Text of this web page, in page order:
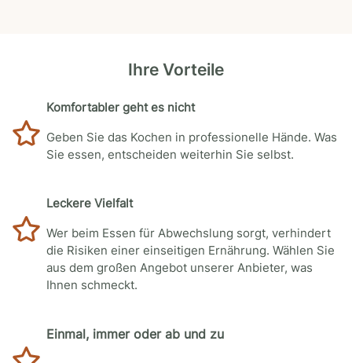
Ihre Vorteile
Komfortabler geht es nicht
Geben Sie das Kochen in professionelle Hände. Was
Sie essen, entscheiden weiterhin Sie selbst.
Leckere Vielfalt
Wer beim Essen für Abwechslung sorgt, verhindert
die Risiken einer einseitigen Ernährung. Wählen Sie
aus dem großen Angebot unserer Anbieter, was
Ihnen schmeckt.
Einmal, immer oder ab und zu